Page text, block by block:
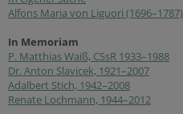
Alfons Maria von Liguori (1696–1787)
In Memoriam
P. Matthias Waiß, CSsR 1933–1988
Dr. Anton Slavicek, 1921–2007
Adalbert Stich, 1942–2008
Renate Lochmann, 1944–2012